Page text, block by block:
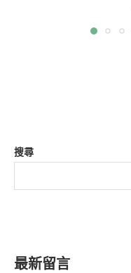
搜尋
最新留言